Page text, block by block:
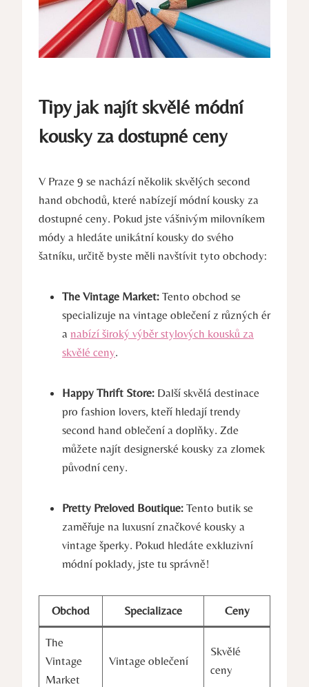
Tipy jak najít skvělé módní
kousky za dostupné ceny
V Praze 9 se nachází několik skvělých second
hand obchodů, které nabízejí módní kousky za
dostupné ceny. Pokud jste vášnivým milovníkem
módy a hledáte unikátní kousky do svého
šatníku, určitě byste měli navštívit tyto obchody:
The Vintage Market: Tento obchod se
specializuje na vintage oblečení z různých ér
a nabízí široký výběr stylových kousků za
skvělé ceny.
Happy Thrift Store: Další skvělá destinace
pro fashion lovers, kteří hledají trendy
second hand oblečení a doplňky. Zde
můžete najít designerské kousky za zlomek
původní ceny.
Pretty Preloved Boutique: Tento butik se
zaměřuje na luxusní značkové kousky a
vintage šperky. Pokud hledáte exkluzivní
módní poklady, jste tu správně!
Obchod Specializace Ceny
The
Vintage
Market
Vintage oblečení
Skvělé
ceny